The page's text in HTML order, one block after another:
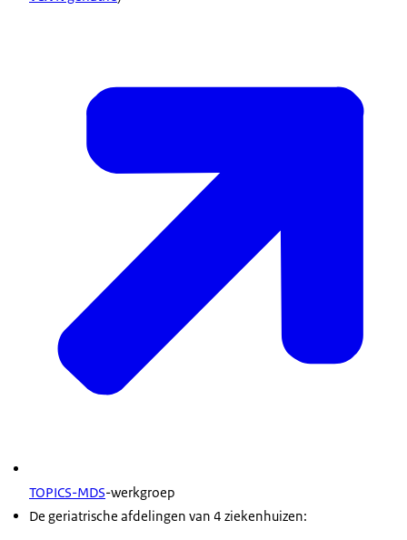
TOPICS-MDS-werkgroep
De geriatrische afdelingen van 4 ziekenhuizen: